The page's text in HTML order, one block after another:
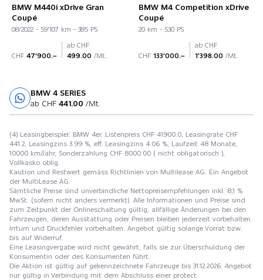
BMW M440i xDrive Gran
Coupé
08/2022 - 59'107 km - 385 PS
CHF 47'900.–
ab CHF
499.00 /Mt.
BMW M4 Competition xDrive
Coupé
20 km - 530 PS
CHF 133'000.–
ab CHF
1'398.00 /Mt.
BMW 4 SERIES
ab CHF 441.00 /Mt.
(4) Leasingbeispiel: BMW 4er, Listenpreis CHF 41900.0, Leasingrate CHF
441.2, Leasingzins 3.99 %, eff. Leasingzins 4.06 %, Laufzeit 48 Monate,
10000 km/Jahr, Sonderzahlung CHF 8000.00 ( nicht obligatorisch ),
Vollkasko oblig.
Kaution und Restwert gemäss Richtlinien von Multilease AG. Ein Angebot
der MultiLease AG.
Sämtliche Preise sind unverbindliche Nettopreisempfehlungen inkl. 8,1 %
MwSt. (sofern nicht anders vermerkt). Alle Informationen und Preise sind
zum Zeitpunkt der Onlineschaltung gültig, allfällige Änderungen bei den
Fahrzeugen, deren Ausstattung oder Preisen bleiben jederzeit vorbehalten.
Irrtum und Druckfehler vorbehalten. Angebot gültig solange Vorrat bzw.
bis auf Widerruf.
Eine Leasingvergabe wird nicht gewährt, falls sie zur Überschuldung der
Konsumentin oder des Konsumenten führt.
Die Aktion ist gültig auf gekennzeichnete Fahrzeuge bis 31.12.2026. Angebot
nur gültig in Verbindung mit dem Abschluss einer protect